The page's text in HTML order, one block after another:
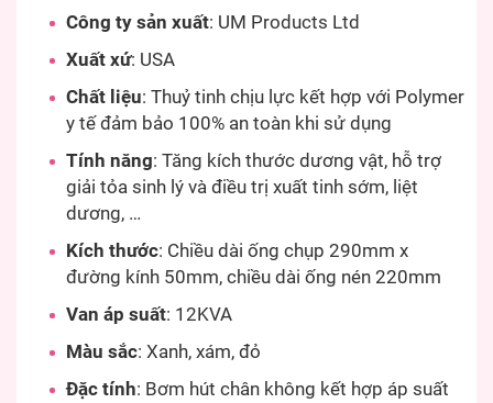
Công ty sản xuất: UM Products Ltd
Xuất xứ: USA
Chất liệu: Thuỷ tinh chịu lực kết hợp với Polymer
y tế đảm bảo 100% an toàn khi sử dụng
Tính năng: Tăng kích thước dương vật, hỗ trợ
giải tỏa sinh lý và điều trị xuất tinh sớm, liệt
dương, …
Kích thước: Chiều dài ống chụp 290mm x
đường kính 50mm, chiều dài ống nén 220mm
Van áp suất: 12KVA
Màu sắc: Xanh, xám, đỏ
Đặc tính: Bơm hút chân không kết hợp áp suất